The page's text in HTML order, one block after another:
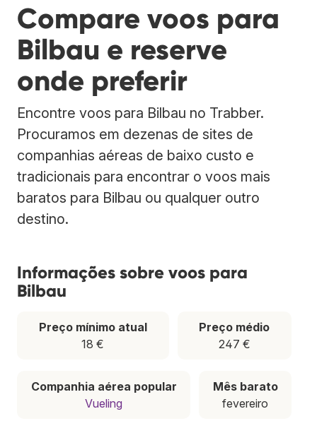
Compare voos para
Bilbau e reserve
onde preferir
Encontre voos para Bilbau no Trabber.
Procuramos em dezenas de sites de
companhias aéreas de baixo custo e
tradicionais para encontrar o voos mais
baratos para Bilbau ou qualquer outro
destino.
Informações sobre voos para
Bilbau
Preço mínimo atual
18 €
Preço médio
247 €
Companhia aérea popular
Vueling
Mês barato
fevereiro